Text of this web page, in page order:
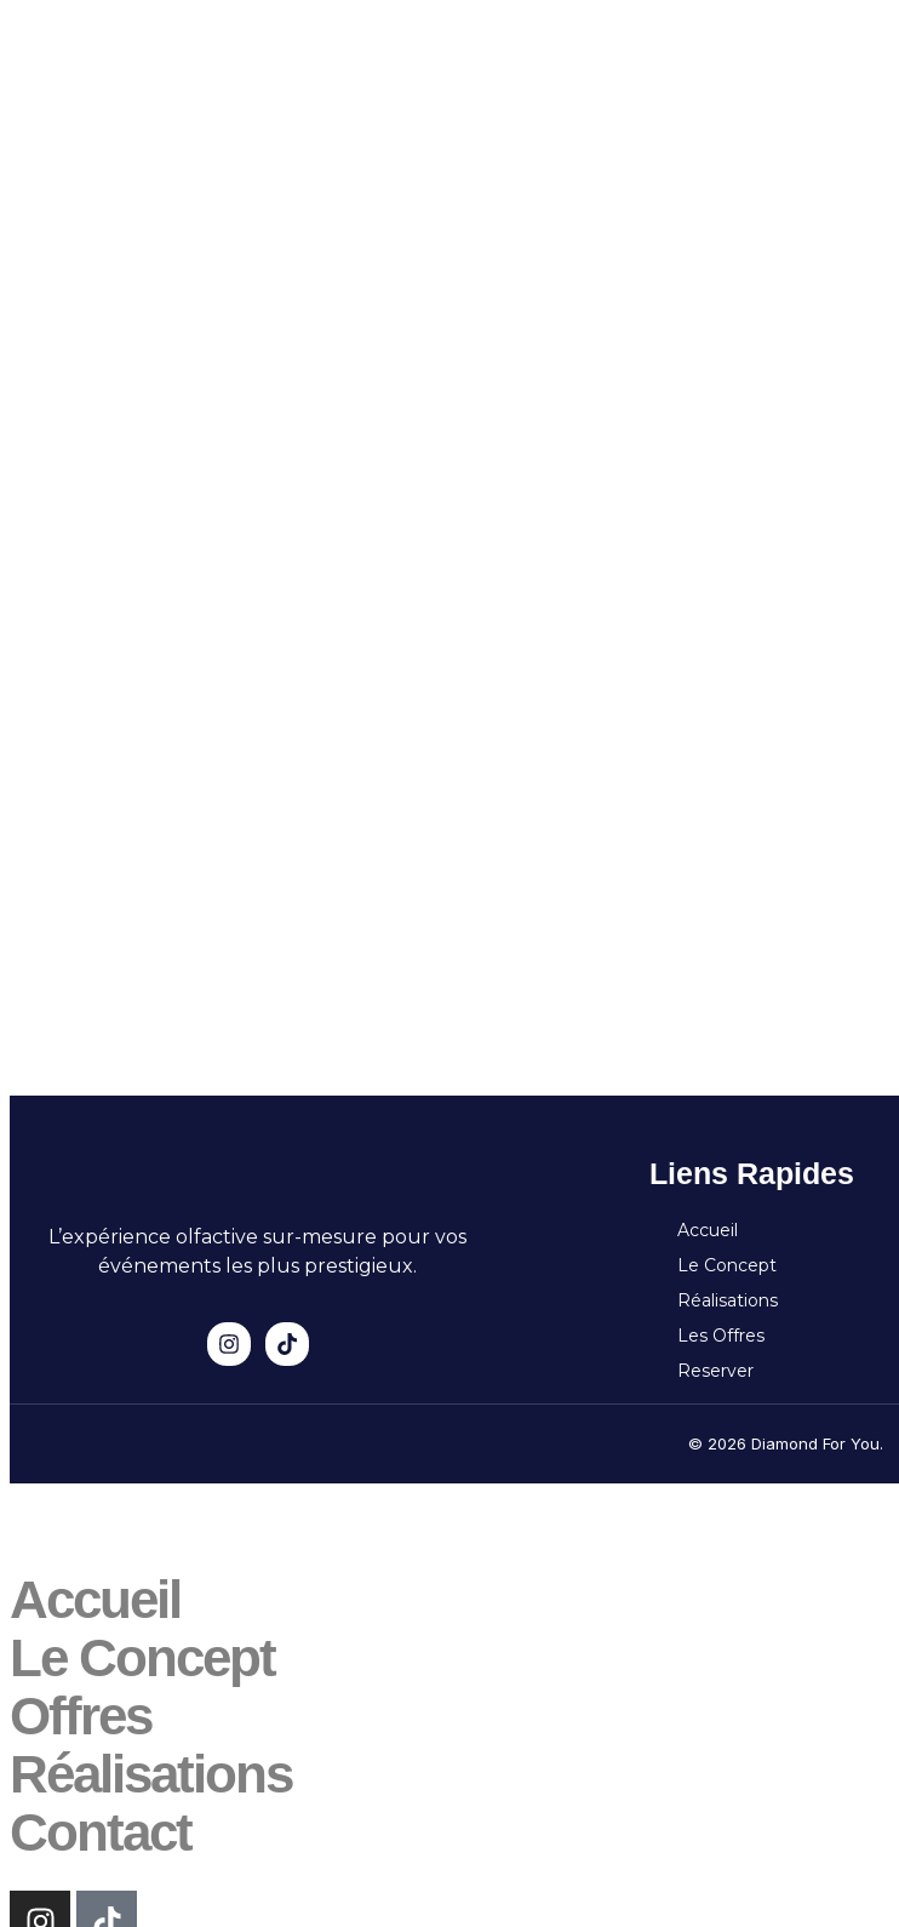
L’expérience olfactive sur-mesure pour vos
événements les plus prestigieux.
Liens Rapides
Accueil
Le Concept
Réalisations
Les Offres
Reserver
© 2026 Diamond For You.
Accueil
Le Concept
Offres
Réalisations
Contact